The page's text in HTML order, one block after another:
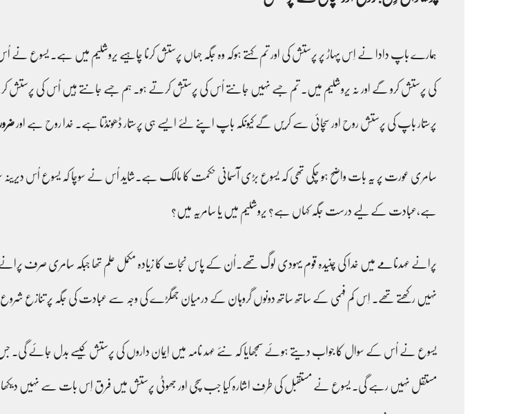
ہمارے باپ دادا نے اِس پہاڑ پر پرستش کی اور تم کہتے ہوکہ وہ جگہ جہاں پرستش کرنا چاہیے یروشلیم میں ہے۔ یسوع
کی پرستش کرو گے اور نہ یروشلیم میں۔ تم جسے نہیں جانتے اُس کی پرستش کرتے ہو۔ ہم جسے جانتے ہیں اُس کی
پرستار باپ کی پرستش روح اور سچائی سے کریں گے کیونکہ باپ اپنے لئے ایسے ہی پرستار ڈھونڈتا ہے۔ خدا روح ہے اور
سامری عورت پر یہ بات واضح ہو چکی تھی کہ یسوع بڑی آسمانی حکمت کا مالک ہے۔شاید اُس نے سوچا کہ یسوع اُس
ہے،عبادت کے لیے درست جگہ کہاں ہے؟ یروشلیم میں یا سامریہ میں؟
پرانے عہدنامے میں خدا کی چنیدہ قوم یہودی لوگ تھے۔اُن کے پاس نجات کا زیادہ مکمل علم تھا جبکہ سامری صرف
نہیں رکھتے تھے۔ اِس کم فہمی کے ساتھ ساتھ دونوں گروہان کے درمیان جھگڑے کی وجہ سے عبادت کی جگہ پر تنازع شروع
یسوع نے اُس کے سوال کا جواب دیتے ہوئے سمجھایا کہ نئے عہد نامہ میں اِیمان داروں کی پرستش کیسے بدل جائے گی۔
مستقل نہیں رہے گی۔ یسوع نے مستقبل کی طرف اشارہ کیا جب سچی اور جھوٹی پرستش میں فرق اِس بات سے نہیں